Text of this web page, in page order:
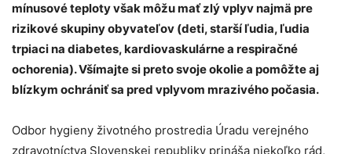
mínusové teploty však môžu mať zlý vplyv najmä pre
rizikové skupiny obyvateľov (deti, starší ľudia, ľudia
trpiaci na diabetes, kardiovaskulárne a respiračné
ochorenia). Všímajte si preto svoje okolie a pomôžte aj
blízkym ochrániť sa pred vplyvom mrazivého počasia.
Odbor hygieny životného prostredia Úradu verejného
zdravotníctva Slovenskej republiky prináša niekoľko rád,